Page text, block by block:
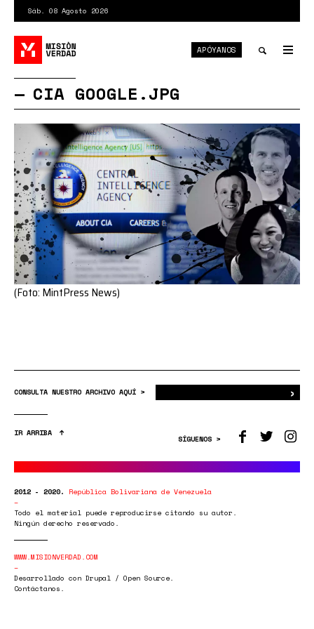
contenido
principal
Sáb. 08 Agosto 2026
search
APÓYANOS
CIA GOOGLE.JPG
(Foto: MintPress News)
CONSULTA NUESTRO ARCHIVO AQUÍ > ›
IR ARRIBA
SÍGUENOS >
2012 - 2020. República Bolivariana de Venezuela
Todo el material puede reproducirse citando su autor.
Ningún derecho reservado.
WWW.MISIONVERDAD.COM
Desarrollado con Drupal / Open Source.
Contáctanos.